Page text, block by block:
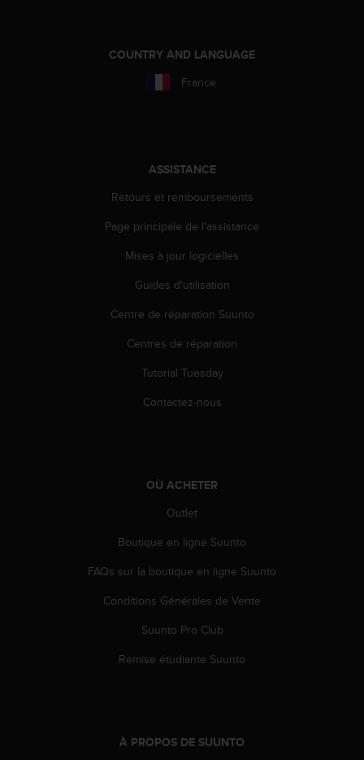
COUNTRY AND LANGUAGE
France
ASSISTANCE
Retours et remboursements
Page principale de l'assistance
Mises à jour logicielles
Guides d'utilisation
Centre de réparation Suunto
Centres de réparation
Tutorial Tuesday
Contactez-nous
OÙ ACHETER
Outlet
Boutique en ligne Suunto
FAQs sur la boutique en ligne Suunto
Conditions Générales de Vente
Suunto Pro Club
Remise étudiante Suunto
À PROPOS DE SUUNTO